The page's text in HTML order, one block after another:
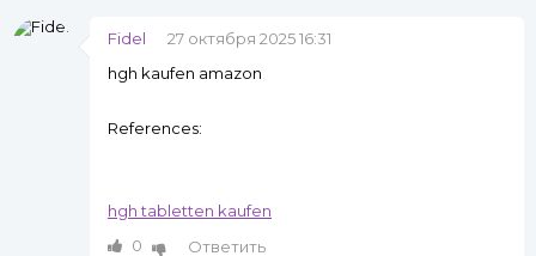
Fidel
27 октября 2025 16:31
hgh kaufen amazon
References:
hgh tabletten kaufen
0
Ответить